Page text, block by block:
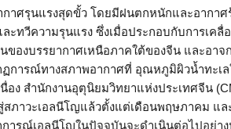
าศรุนแรงสุดขั้ว โดยมีฝนตกหนักและอาก
ะทวีความรุนแรง ซึ่งเมื่อประกอบกับการเค
ของบรรยากาศเหนือภาคใต้ของจีน และอา
การณ์ทางสภาพอากาศที่ อุณหภูมิผิวน้ำทะเ
อง สำนักงานอุตุนิยมวิทยาแห่งประเทศจีน
สภาวะเอลนีโญแล้วตั้งแต่เดือนพฤษภาคม แ
ารณ์เอลนีโญในปัจจุบันจะดำเนินต่อไปอย่า